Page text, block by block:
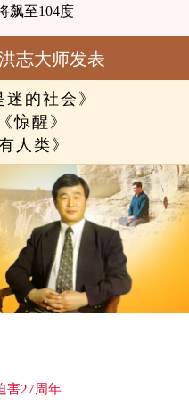
飙至104度
志大师发表
迷的社会》
《惊醒》
人类》
害27周年